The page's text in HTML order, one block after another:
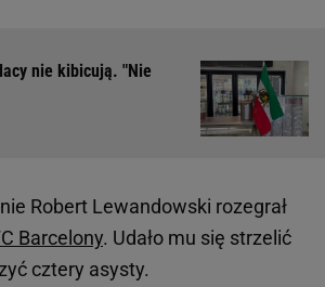
nie kibicują. "Nie
Robert Lewandowski rozegrał
Barcelony. Udało mu się strzelić
cztery asysty.